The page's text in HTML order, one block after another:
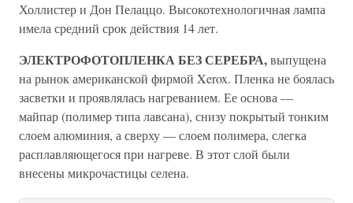
Холлистер и Дон Пелаццо. Высокотехнологичная лампа
имела средний срок действия 14 лет.
ЭЛЕКТРОФОТОПЛЕНКА БЕЗ СЕРЕБРА,выпущена
на рынок американской фирмой Xerox. Пленка не боялась
засветки и проявлялась нагреванием. Ее основа —
майпар (полимер типа лавсана), снизу покрытый тонким
слоем алюминия, а сверху — слоем полимера, слегка
расплавляющегося при нагреве. В этот слой были
внесены микрочастицы селена.